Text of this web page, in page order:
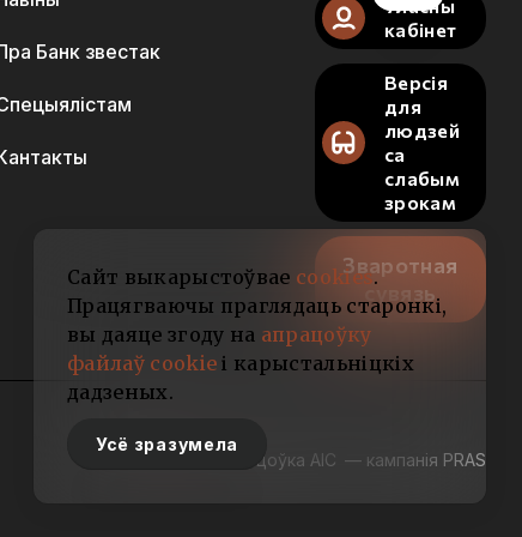
Банк звестак
Уласны
кабінет
Версія
для
людзей
са
слабым
зрокам
Зваротная
сувязь
Распрацоўка АІС — кампанія PRAS
Сайт выкарыстоўвае cookies.
Працягваючы праглядаць старонкі,
вы даяце згоду на апрацоўку
файлаў cookie і карыстальніцкіх
дадзеных.
Усё зразумела